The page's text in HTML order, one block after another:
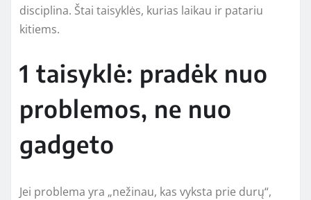
disciplina. Štai taisyklės, kurias laikau ir patariu
kitiems.
1 taisyklė: pradėk nuo
problemos, ne nuo
gadgeto
Jei problema yra „nežinau, kas vyksta prie durų“,